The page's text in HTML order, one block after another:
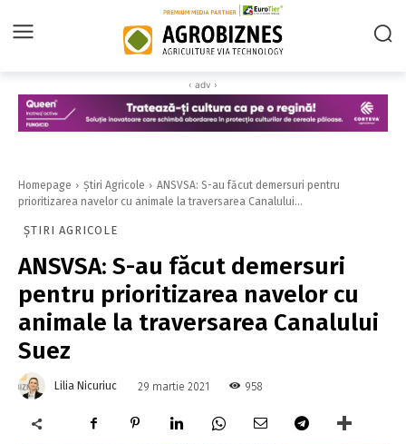
‹ adv ›
Homepage Știri Agricole
ANSVSA: S-au făcut demersuri pentru
prioritizarea navelor cu animale la traversarea Canalului...
ȘTIRI AGRICOLE
ANSVSA: S-au făcut demersuri
pentru prioritizarea navelor cu
animale la traversarea Canalului
Suez
Lilia Nicuriuc 29 martie 2021 958